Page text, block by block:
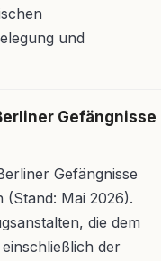
und
Gefängnisse
Gefängnisse
(Stand: Mai 2026).
die dem
der